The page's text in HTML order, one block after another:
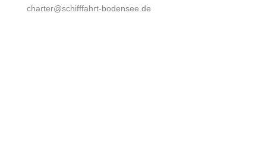
charter@schifffahrt-bodensee.de